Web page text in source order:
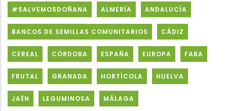
#SALVEMOSDOÑANA ALMERÍA ANDALUCÍA
BANCOS DE SEMILLAS COMUNITARIOS CÁDIZ
CEREAL CÓRDOBA ESPAÑA EUROPA FABA
FRUTAL GRANADA HORTÍCOLA HUELVA
JAÉN LEGUMINOSA MÁLAGA